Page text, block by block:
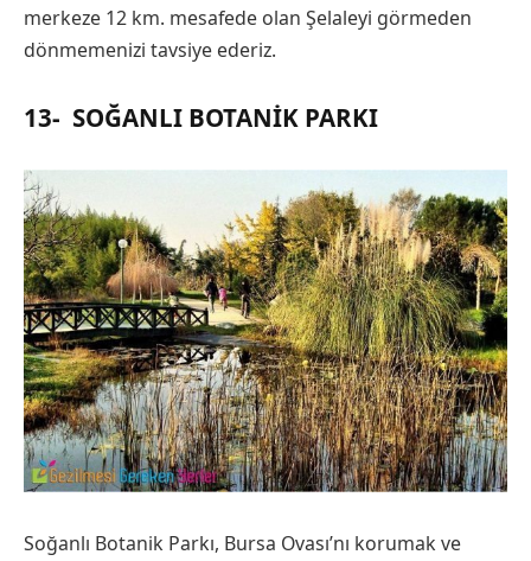
merkeze 12 km. mesafede olan Şelaleyi görmeden
dönmemenizi tavsiye ederiz.
13- SOĞANLI BOTANIK PARKI
Soğanlı Botanik Parkı, Bursa Ovası’nı korumak ve